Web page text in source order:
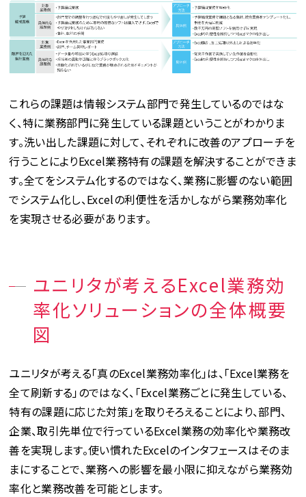
これらの課題は情報システム部門で発生しているのではな
く、特に業務部門に発生している課題ということがわかりま
す。洗い出した課題に対して、それぞれに改善のアプローチを
行うことによりExcel業務特有の課題を解決することができま
す。全てをシステム化するのではなく、業務に影響のない範囲
でシステム化し、Excelの利便性を活かしながら業務効率化
を実現させる必要があります。
ユニリタが考えるExcel業務効
率化ソリューションの全体概要
図
ユニリタが考える「真のExcel業務効率化」は、「Excel業務を
全て刷新する」のではなく、「Excel業務ごとに発生している、
特有の課題に応じた対策」を取りそろえることにより、部門、
企業、取引先単位で行っているExcel業務の効率化や業務改
善を実現します。使い慣れたExcelのインタフェースはそのま
まにすることで、業務への影響を最小限に抑えながら業務効
率化と業務改善を可能とします。